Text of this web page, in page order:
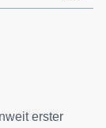
erster